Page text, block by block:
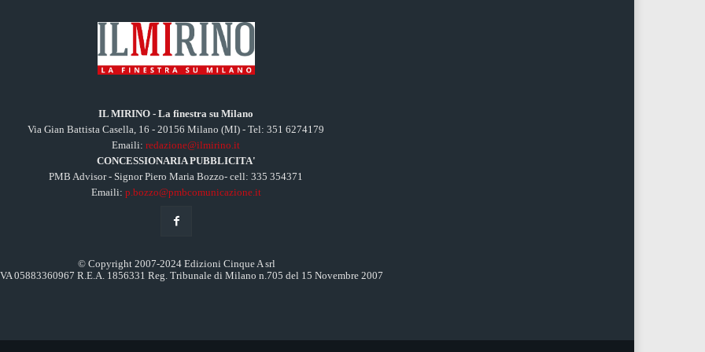
IL MIRINO - La finestra su Milano
Via Gian Battista Casella, 16 - 20156 Milano (MI) - Tel: 351 6274179
Emaili:redazione@ilmirino.it
CONCESSIONARIA PUBBLICITA'
PMB Advisor - Signor Piero Maria Bozzo- cell: 335 354371
Emaili: p.bozzo@pmbcomunicazione.it
© Copyright 2007-2024 Edizioni Cinque A srl
05883360967 R.E.A. 1856331 Reg. Tribunale di Milano n.705 del 15 Novembre 2007